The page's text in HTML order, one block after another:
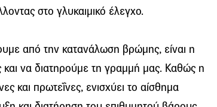
στο γλυκαιμικό έλεγχο.
από την κατανάλωση βρώμης, είναι η
να διατηρούμε τη γραμμή μας. Καθώς η
και πρωτεΐνες, ενισχύει το αίσθημα